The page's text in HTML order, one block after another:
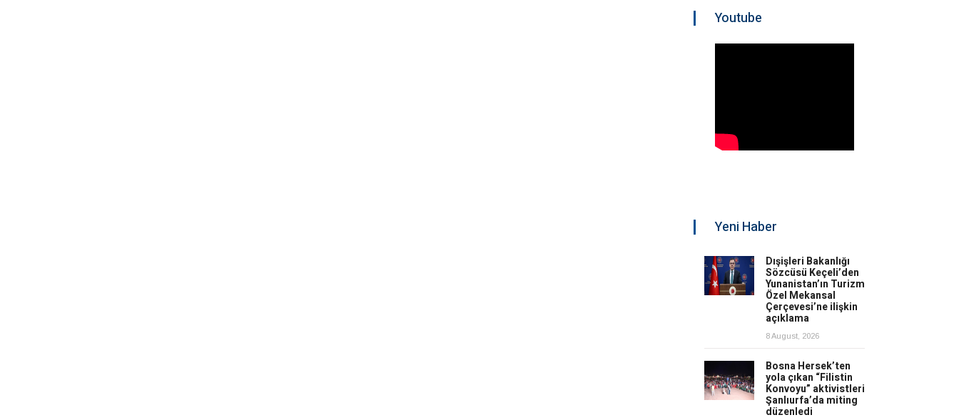
Youtube
Yeni Haber
Dışişleri Bakanlığı
Sözcüsü Keçeli’den
Yunanistan’ın Turizm
Özel Mekansal
Çerçevesi’ne ilişkin
açıklama
8 August, 2026
Bosna Hersek’ten
yola çıkan “Filistin
Konvoyu” aktivistleri
Şanlıurfa’da miting
düzenledi